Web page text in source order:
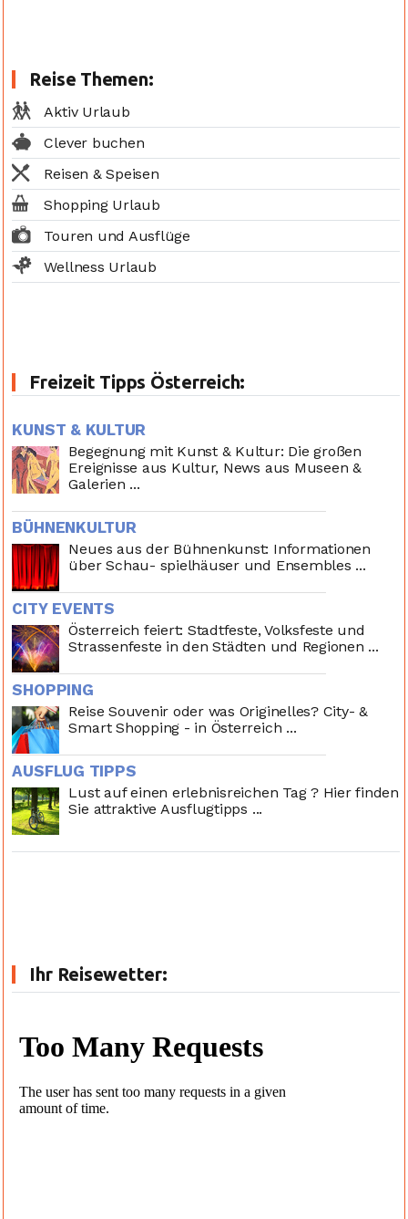
Reise Themen:
Aktiv Urlaub
Clever buchen
Reisen & Speisen
Shopping Urlaub
Touren und Ausflüge
Wellness Urlaub
Freizeit Tipps Österreich:
KUNST & KULTUR
Begegnung mit Kunst & Kultur: Die großen
Ereignisse aus Kultur, News aus Museen &
Galerien ...
BÜHNENKULTUR
Neues aus der Bühnenkunst: Informationen
über Schau- spielhäuser und Ensembles ...
CITY EVENTS
Österreich feiert: Stadtfeste, Volksfeste und
Strassenfeste in den Städten und Regionen ...
SHOPPING
Reise Souvenir oder was Originelles? City- &
Smart Shopping - in Österreich ...
AUSFLUG TIPPS
Lust auf einen erlebnisreichen Tag ? Hier finden
Sie attraktive Ausflugtipps ...
Ihr Reisewetter: